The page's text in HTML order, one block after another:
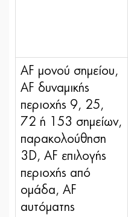
AF μονού σημείου,
AF δυναμικής
περιοχής 9, 25,
72 ή 153 σημείων,
παρακολούθηση
3D, AF επιλογής
περιοχής από
ομάδα, AF
αυτόματης